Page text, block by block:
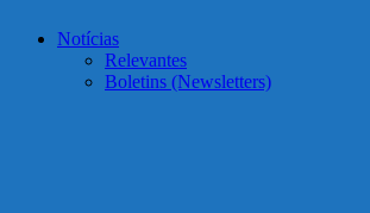
Notícias
Relevantes
Boletins (Newsletters)